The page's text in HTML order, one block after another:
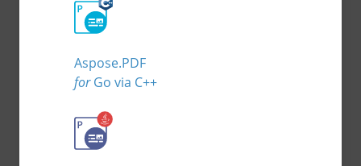
Aspose.PDF
forGo via C++